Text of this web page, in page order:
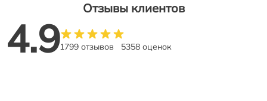
Отзывы клиентов
4.91799 отзывов 5358 оценок